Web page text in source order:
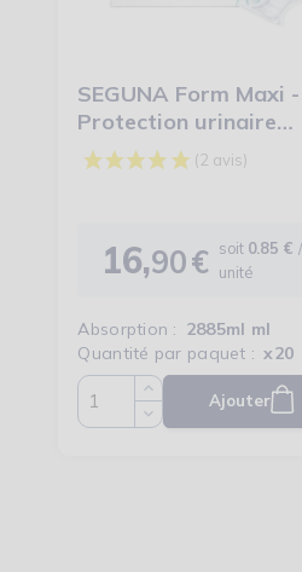
SEGUNA Form Maxi -
Protection urinaire
anatomique
Prix
16,90€ soit 0.85 € /
unité
Absorption : 2885ml ml
Quantité par paquet : x20
QuantitéAjouter